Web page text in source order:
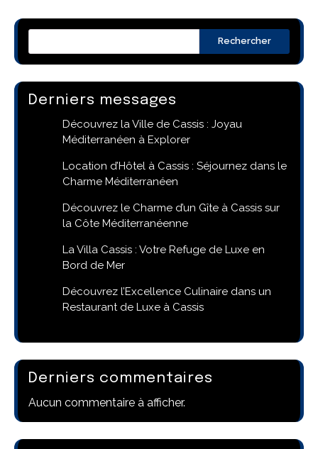
Rechercher
Derniers messages
Découvrez la Ville de Cassis : Joyau
Méditerranéen à Explorer
Location d’Hôtel à Cassis : Séjournez dans le
Charme Méditerranéen
Découvrez le Charme d’un Gîte à Cassis sur
la Côte Méditerranéenne
La Villa Cassis : Votre Refuge de Luxe en
Bord de Mer
Découvrez l’Excellence Culinaire dans un
Restaurant de Luxe à Cassis
Derniers commentaires
Aucun commentaire à afficher.